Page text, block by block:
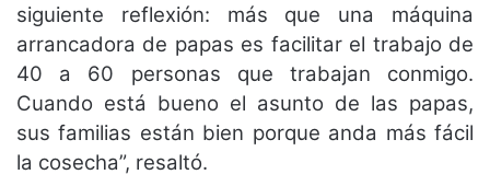
siguiente reflexión: más que una máquina
arrancadora de papas es facilitar el trabajo de
40 a 60 personas que trabajan conmigo.
Cuando está bueno el asunto de las papas,
sus familias están bien porque anda más fácil
la cosecha”, resaltó.